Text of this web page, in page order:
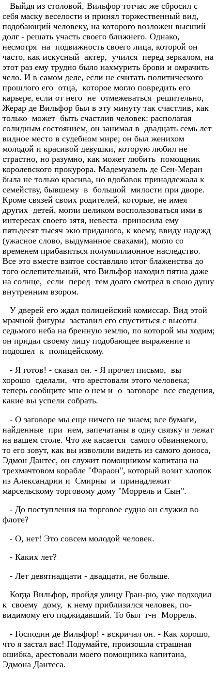
Выйдя из столовой, Вильфор тотчас же сбросил с
себя маску веселости и принял торжественный вид,
подобающий человеку, на которого возложен высший
долг - решать участь своего ближнего. Однако,
несмотря на подвижность своего лица, которой он
часто, как искусный актер, учился перед зеркалом, на
этот раз ему трудно было нахмурить брови и омрачить
чело. И в самом деле, если не считать политического
прошлого его отца, которое могло повредить его
карьере, если от него не отмежеваться решительно,
Жерар де Вильфор был в эту минуту так счастлив, как
только может быть счастлив человек: располагая
солидным состоянием, он занимал в двадцать семь лет
видное место в судебном мире; он был женихом
молодой и красивой девушки, которую любил не
страстно, но разумно, как может любить помощник
королевского прокурора. Мадемуазель де Сен-Меран
была не только красива, но вдобавок принадлежала к
семейству, бывшему в большой милости при дворе.
Кроме связей своих родителей, которые, не имея
других детей, могли целиком воспользоваться ими в
интересах своего зятя, невеста приносила ему
пятьдесят тысяч экю приданого, к коему, ввиду надежд
(ужасное слово, выдуманное свахами), могло со
временем прибавиться полумиллионное наследство.
Все это вместе взятое составляло итог блаженства до
того ослепительный, что Вильфор находил пятна даже
на солнце, если перед тем долго смотрел в свою душу
внутренним взором.
У дверей его ждал полицейский комиссар. Вид этой
мрачной фигуры заставил его спуститься с высоты
седьмого неба на бренную землю, по которой мы ходим;
он придал своему лицу подобающее выражение и
подошел к полицейскому.
- Я готов! - сказал он. - Я прочел письмо, вы
хорошо сделали, что арестовали этого человека;
теперь сообщите мне о нем и о заговоре все сведения,
какие вы успели собрать.
- О заговоре мы еще ничего не знаем; все бумаги,
найденные при нем, запечатаны в одну связку и лежат
на вашем столе. Что же касается самого обвиняемого,
то его зовут, как вы изволили видеть из самого доноса,
Эдмон Дантес, он служит помощником капитана на
трехмачтовом корабле "Фараон", который возит хлопок
из Александрии и Смирны и принадлежит
марсельскому торговому дому "Моррель и Сын".
- До поступления на торговое судно он служил во
флоте?
- О, нет! Это совсем молодой человек.
- Каких лет?
- Лет девятнадцати - двадцати, не больше.
Когда Вильфор, пройдя улицу Гран-рю, уже подходил
к своему дому, к нему приблизился человек, по-
видимому его поджидавший. То был г-н Моррель.
- Господин де Вильфор! - вскричал он. - Как хорошо,
что я застал вас! Подумайте, произошла страшная
ошибка, арестовали моего помощника капитана,
Эдмона Дантеса.